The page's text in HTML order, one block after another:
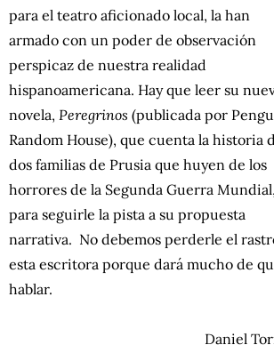
para el teatro aficionado local, la han
armado con un poder de observación
perspicaz de nuestra realidad
hispanoamericana. Hay que leer su
novela, Peregrinos (publicada por
Random House), que cuenta la historia
dos familias de Prusia que huyen de los
horrores de la Segunda Guerra Mundial,
para seguirle la pista a su propuesta
narrativa. No debemos perderle el
esta escritora porque dará mucho de
hablar.
Daniel